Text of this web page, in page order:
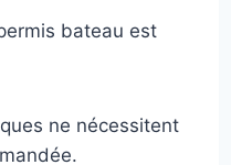
bateau est
ne nécessitent